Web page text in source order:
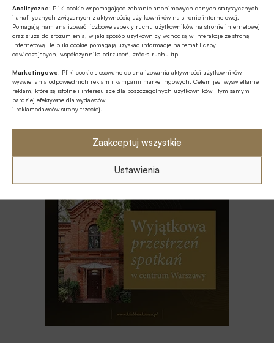
Analityczne: Pliki cookie wspomagające zebranie anonimowych danych statystycznych
i analitycznych związanych z aktywnością użytkowników na stronie internetowej.
Pomagają nam analizować liczbowe aspekty ruchu użytkowników na stronie internetowej
oraz służą do zrozumienia, w jaki sposób użytkownicy wchodzą w interakcje ze stroną
internetową. Te pliki cookie pomagają uzyskać informacje na temat liczby
odwiedzających, współczynnika odrzuceń, źródła ruchu itp.
Marketingowe: Pliki cookie stosowane do analizowania aktywności użytkowników,
wyświetlania odpowiednich reklam i kampanii marketingowych. Celem jest wyświetlanie
reklam, które są istotne i interesujące dla poszczególnych użytkowników i tym samym
bardziej efektywne dla wydawców
i reklamodawców strony trzeciej.
Zaakceptuj wszystkie
Ustawienia
Z RYNKU FINANSOWEGO
Pierwsza emisja BGK obligacji z POLSTR
Edukacja finansowa: nowe inicjatywy KE
w ramach strategii unijnej
Polska szóstą gospodarką UE w 2025
roku